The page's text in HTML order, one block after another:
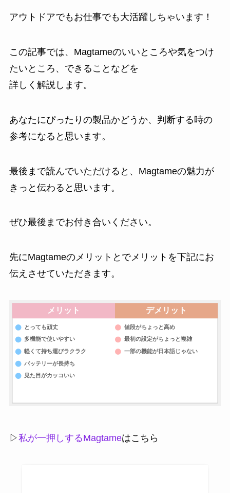
アウトドアでもお仕事でも大活躍しちゃいます！
この記事では、Magtameのいいところや気をつけ
たいところ、できることなどを
詳しく解説します。
あなたにぴったりの製品かどうか、判断する時の
参考になると思います。
最後まで読んでいただけると、Magtameの魅力が
きっと伝わると思います。
ぜひ最後までお付き合いください。
先にMagtameのメリットとでメリットを下記にお
伝えさせていただきます。
メリット デメリット
とっても頑丈
多機能で使いやすい
軽くて持ち運びラクラク
バッテリーが長持ち
見た目がカッコいい
値段がちょっと高め
最初の設定がちょっと複雑
一部の機能が日本語じゃない
▷私が一押しするMagtameはこちら